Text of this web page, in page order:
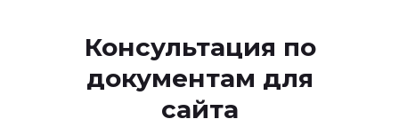
Консультация по
документам для
сайта